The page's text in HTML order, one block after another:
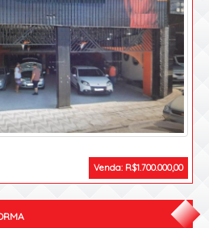
Venda: R$1.700.000,00